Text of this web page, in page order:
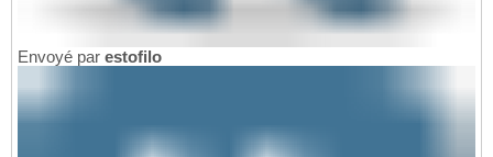
Envoyé par estofilo